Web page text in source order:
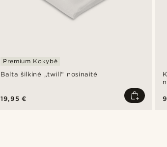
Balta šilkinė „twill“ nosinaitė
Premium Kokybė
19,95 €